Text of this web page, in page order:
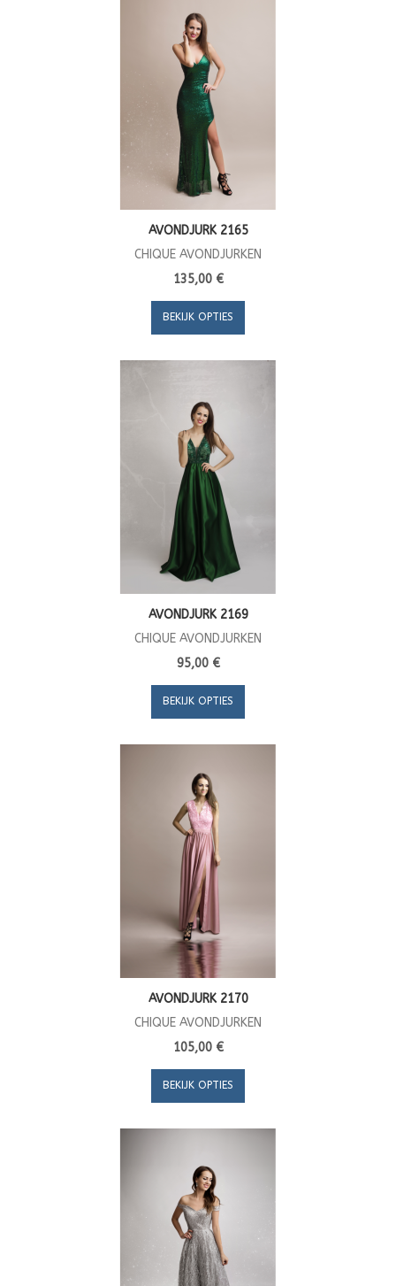
AVONDJURK 2165
CHIQUE AVONDJURKEN
135,00 €
BEKIJK OPTIES
AVONDJURK 2169
CHIQUE AVONDJURKEN
95,00 €
BEKIJK OPTIES
AVONDJURK 2170
CHIQUE AVONDJURKEN
105,00 €
BEKIJK OPTIES